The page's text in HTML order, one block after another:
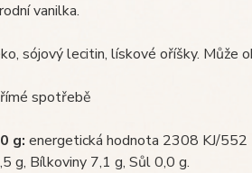
vanilka.
sójový lecitin, lískové oříšky. Může
spotřebě
g: energetická hodnota 2308 KJ/552
g, Bílkoviny 7,1 g, Sůl 0,0 g.